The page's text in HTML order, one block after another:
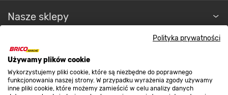
Polityka prywatności
Używamy plików cookie
Wykorzystujemy pliki cookie, które są niezbędne do poprawnego
funkcjonowania naszej strony. W przypadku wyrażenia zgody używamy
inne pliki cookie, które możemy zamieścić w celu analizy danych
Nasze sklepy
O nas
Kontakt do sklepu